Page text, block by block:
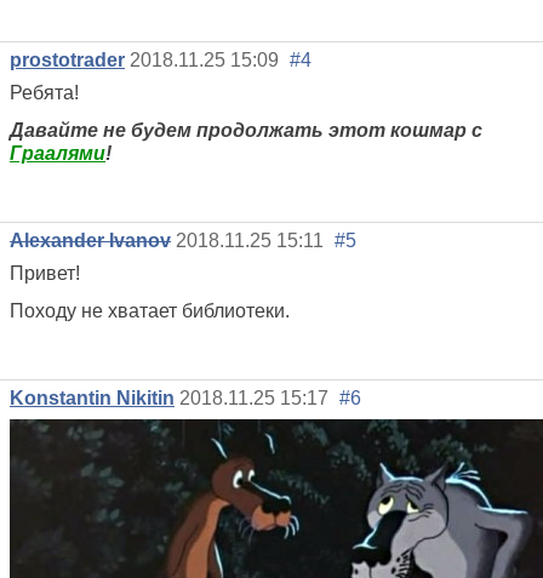
prostotrader 2018.11.25 15:09 #4
Ребята!
Давайте не будем продолжать этот кошмар с
Граалями!
Alexander Ivanov 2018.11.25 15:11 #5
Привет!
Походу не хватает библиотеки.
Konstantin Nikitin 2018.11.25 15:17 #6